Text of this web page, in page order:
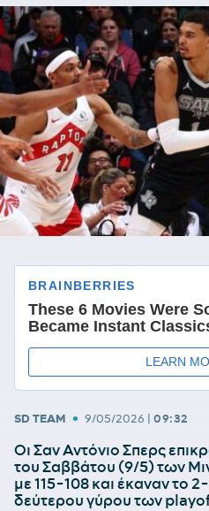
SD TEAM • 9/05/2026 | 09:32
Οι Σαν Αντόνιο Σπερς
του Σαββάτου (9/5) των
με 115-108 και έκαναν το
δεύτερου γύρου των